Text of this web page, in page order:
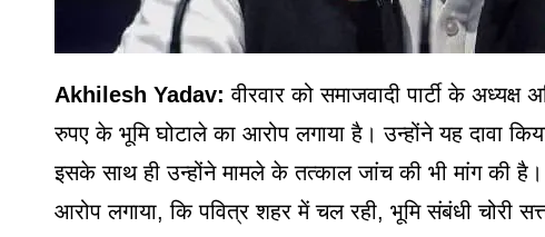
Akhilesh Yadav:वीरवार को समाजवादी पार्टी के
रुपए के भूमि घोटाले का आरोप लगाया है। उन्होंने यह दावा
इसके साथ ही उन्होंने मामले के तत्काल जांच की भी मांग की
आरोप लगाया, कि पवित्र शहर में चल रही, भूमि संबंधी चोरी